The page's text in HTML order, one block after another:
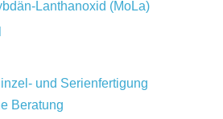
Lanthanoxid (MoLa)
und Serienfertigung
Beratung